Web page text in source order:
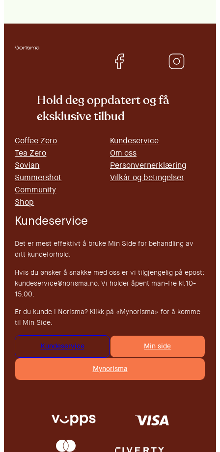
Hold deg oppdatert og få
eksklusive tilbud
Coffee Zero
Tea Zero
Sovian
Summershot
Community
Shop
Kundeservice
Om oss
Personvernerklæring
Vilkår og betingelser
Kundeservice
Det er mest effektivt å bruke Min Side for behandling av
ditt kundeforhold.
Hvis du ønsker å snakke med oss er vi tilgjengelig på epost:
kundeservice@norisma.no. Vi holder åpent man-fre kl.10-
15.00.
Er du kunde i Norisma? Klikk på «Mynorisma» for å komme
til Min Side.
Min side
Kundeservice
Mynorisma